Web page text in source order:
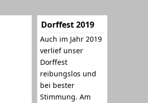
Dorffest 2019
Auch im Jahr 2019
verlief unser
Dorffest
reibungslos und
bei bester
Stimmung. Am